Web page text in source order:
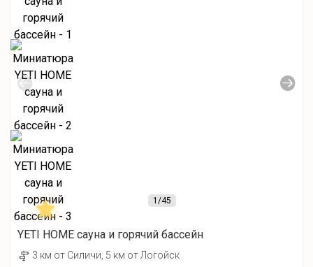
1/45
YETI HOME cауна и горячий бассейн
3 км от Силичи, 5 км от Логойск